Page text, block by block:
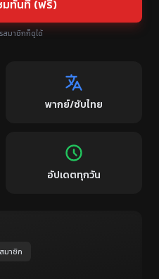
มทันที (ฟรี)
สมาชิกก็ดูได้
พากย์/ซับไทย
อัปเดตทุกวัน
มาชิก